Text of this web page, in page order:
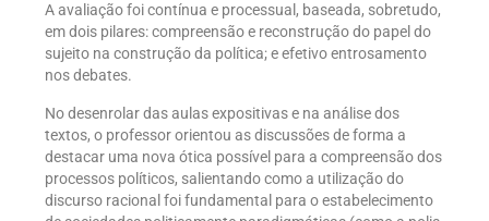
A avaliação foi contínua e processual, baseada, sobretudo,
em dois pilares: compreensão e reconstrução do papel do
sujeito na construção da política; e efetivo entrosamento
nos debates.
No desenrolar das aulas expositivas e na análise dos
textos, o professor orientou as discussões de forma a
destacar uma nova ótica possível para a compreensão dos
processos políticos, salientando como a utilização do
discurso racional foi fundamental para o estabelecimento